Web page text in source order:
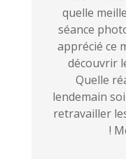
quelle
séance
apprécié ce
découvrir
Quelle
lendemain
retravailler
!